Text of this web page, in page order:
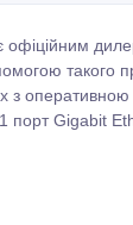
такого
з
порт Gigabit